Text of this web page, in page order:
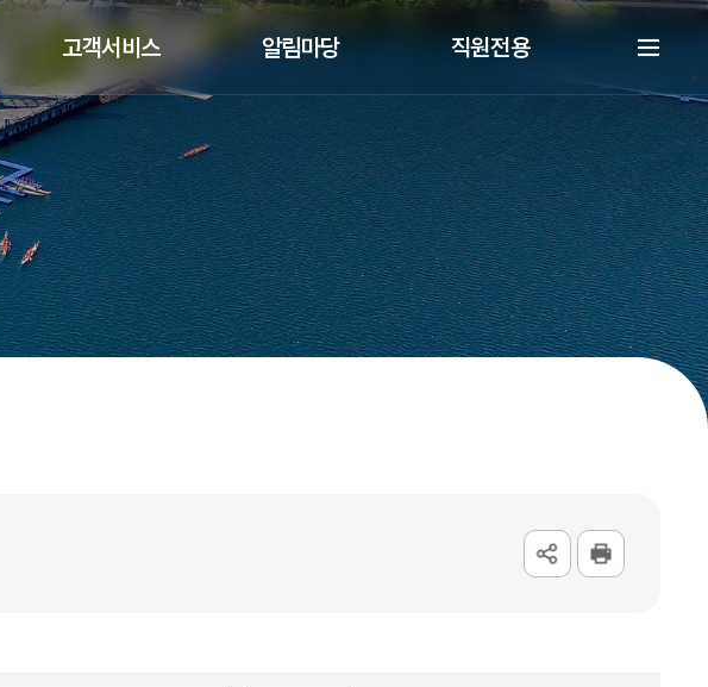
고객서비스 알림마당 직원전용